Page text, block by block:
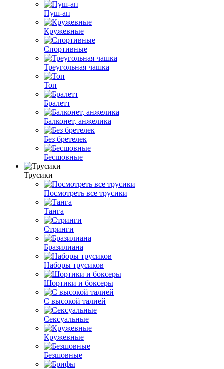
Пуш-ап
Кружевные
Спортивные
Треугольная чашка
Топ
Бралетт
Балконет, анжелика
Без бретелек
Бесшовные
Трусики
Посмотреть все трусики
Танга
Стринги
Бразилиана
Наборы трусиков
Шортики и боксеры
С высокой талией
Сексуальные
Кружевные
Безшовные